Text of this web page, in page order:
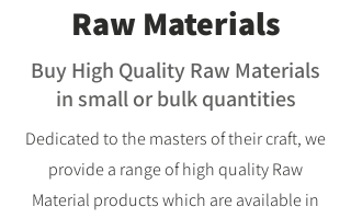
Raw Materials
Buy High Quality Raw Materials
in small or bulk quantities
Dedicated to the masters of their craft, we
provide a range of high quality Raw
Material products which are available in